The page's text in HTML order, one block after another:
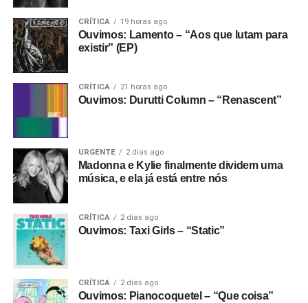
CRÍTICA 19 horas ago
Ouvimos: Lamento – “Aos que lutam para
existir” (EP)
CRÍTICA 21 horas ago
Ouvimos: Durutti Column – “Renascent”
URGENTE 2 dias ago
Madonna e Kylie finalmente dividem uma
música, e ela já está entre nós
CRÍTICA 2 dias ago
Ouvimos: Taxi Girls – “Static”
CRÍTICA 2 dias ago
Ouvimos: Pianocoquetel – “Que coisa”